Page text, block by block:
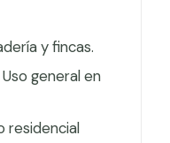
y fincas.
general en
residencial